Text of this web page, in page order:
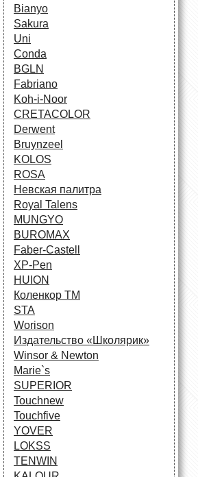
Bianyo
Sakura
Uni
Conda
BGLN
Fabriano
Koh-i-Noor
CRETACOLOR
Derwent
Bruynzeel
KOLOS
ROSA
Невская палитра
Royal Talens
MUNGYO
BUROMAX
Faber-Castell
XP-Pen
HUION
Коленкор ТМ
STA
Worison
Издательство «Школярик»
Winsor & Newton
Marie`s
SUPERIOR
Touchnew
Touchfive
YOVER
LOKSS
TENWIN